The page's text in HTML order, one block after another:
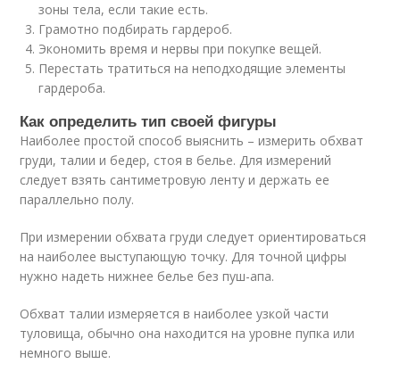
зоны тела, если такие есть.
Грамотно подбирать гардероб.
Экономить время и нервы при покупке вещей.
Перестать тратиться на неподходящие элементы
гардероба.
Как определить тип своей фигуры
Наиболее простой способ выяснить – измерить обхват
груди, талии и бедер, стоя в белье. Для измерений
следует взять сантиметровую ленту и держать ее
параллельно полу.
При измерении обхвата груди следует ориентироваться
на наиболее выступающую точку. Для точной цифры
нужно надеть нижнее белье без пуш-апа.
Обхват талии измеряется в наиболее узкой части
туловища, обычно она находится на уровне пупка или
немного выше.